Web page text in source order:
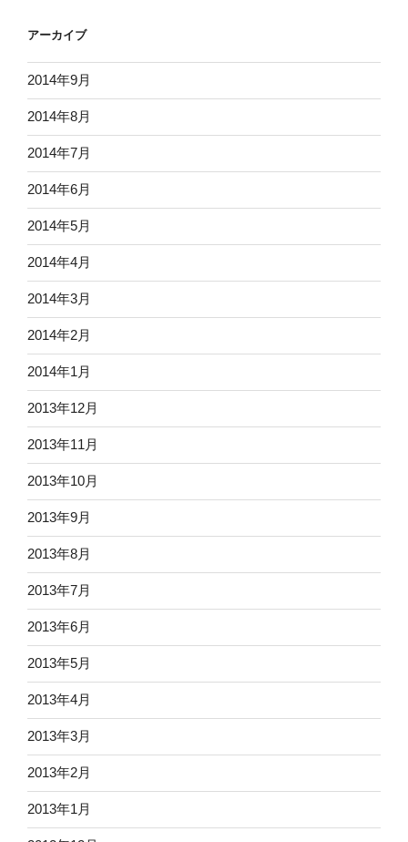
アーカイブ
2014年9月
2014年8月
2014年7月
2014年6月
2014年5月
2014年4月
2014年3月
2014年2月
2014年1月
2013年12月
2013年11月
2013年10月
2013年9月
2013年8月
2013年7月
2013年6月
2013年5月
2013年4月
2013年3月
2013年2月
2013年1月